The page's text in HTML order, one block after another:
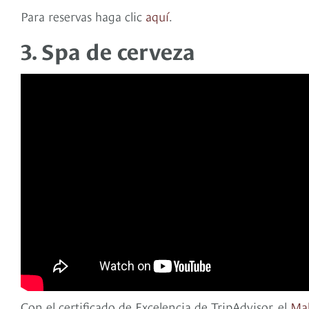
Para reservas haga clic aquí.
3. Spa de cerveza